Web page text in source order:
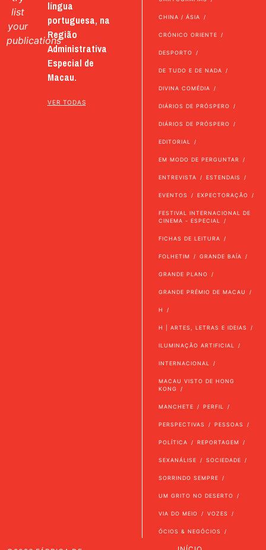
list
your
publications
língua
portuguesa, na
Região
Administrativa
Especial de
Macau.
VER TODAS
CHINA / ÁSIA
CRÓNICO ORIENTE
DESPORTO
DE TUDO E DE NADA
DIVINA COMÉDIA
DIÁRIOS DE PRÓSPERO
DIÁRIOS DE PRÓSPERO
EDITORIAL
EM MODO DE PERGUNTAR
ENTREVISTA ESTENDAIS
EVENTOS EXPECTORAÇÃO
FESTIVAL INTERNACIONAL DE
CINEMA - ESPECIAL
FICHAS DE LEITURA
FOLHETIM GRANDE BAÍA
GRANDE PLANO
GRANDE PRÉMIO DE MACAU
H
H | ARTES, LETRAS E IDEIAS
ILUMINAÇÃO ARTIFICIAL
INTERNACIONAL
MACAU VISTO DE HONG
KONG
MANCHETE PERFIL
PERSPECTIVAS PESSOAS
POLÍTICA REPORTAGEM
SEXANÁLISE SOCIEDADE
SORRINDO SEMPRE
UM GRITO NO DESERTO
VIA DO MEIO VOZES
ÓCIOS & NEGÓCIOS